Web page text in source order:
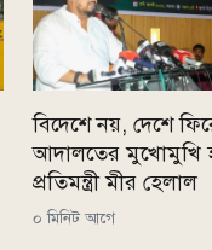
বিদেশে নয়, দেশে
আদালতের মুখোমুখি
প্রতিমন্ত্রী মীর হেলাল
০ মিনিট আগে